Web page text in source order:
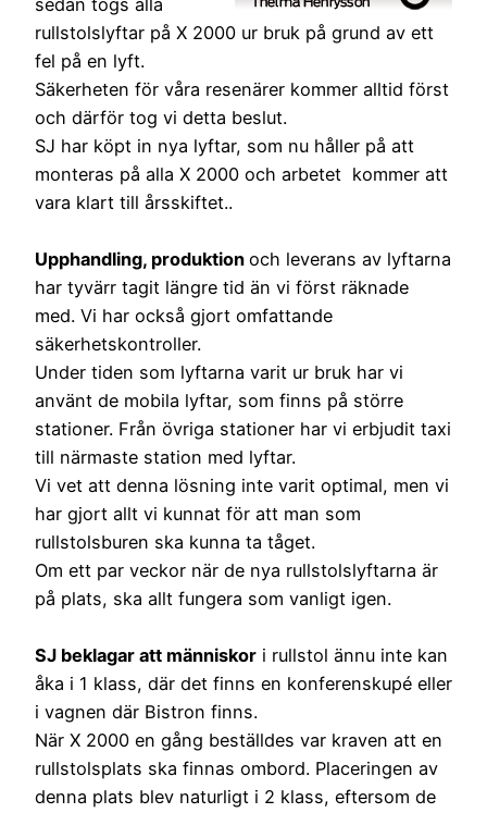
sedan togs alla
rullstolslyftar på X 2000 ur bruk på grund av ett
fel på en lyft.
Säkerheten för våra resenärer kommer alltid först
och därför tog vi detta beslut.
SJ har köpt in nya lyftar, som nu håller på att
monteras på alla X 2000 och arbetet kommer att
vara klart till årsskiftet..
Upphandling, produktion och leverans av lyftarna
har tyvärr tagit längre tid än vi först räknade
med. Vi har också gjort omfattande
säkerhetskontroller.
Under tiden som lyftarna varit ur bruk har vi
använt de mobila lyftar, som finns på större
stationer. Från övriga stationer har vi erbjudit taxi
till närmaste station med lyftar.
Vi vet att denna lösning inte varit optimal, men vi
har gjort allt vi kunnat för att man som
rullstolsburen ska kunna ta tåget.
Om ett par veckor när de nya rullstolslyftarna är
på plats, ska allt fungera som vanligt igen.
SJ beklagar att människor i rullstol ännu inte kan
åka i 1 klass, där det finns en konferenskupé eller
i vagnen där Bistron finns.
När X 2000 en gång beställdes var kraven att en
rullstolsplats ska finnas ombord. Placeringen av
denna plats blev naturligt i 2 klass, eftersom de